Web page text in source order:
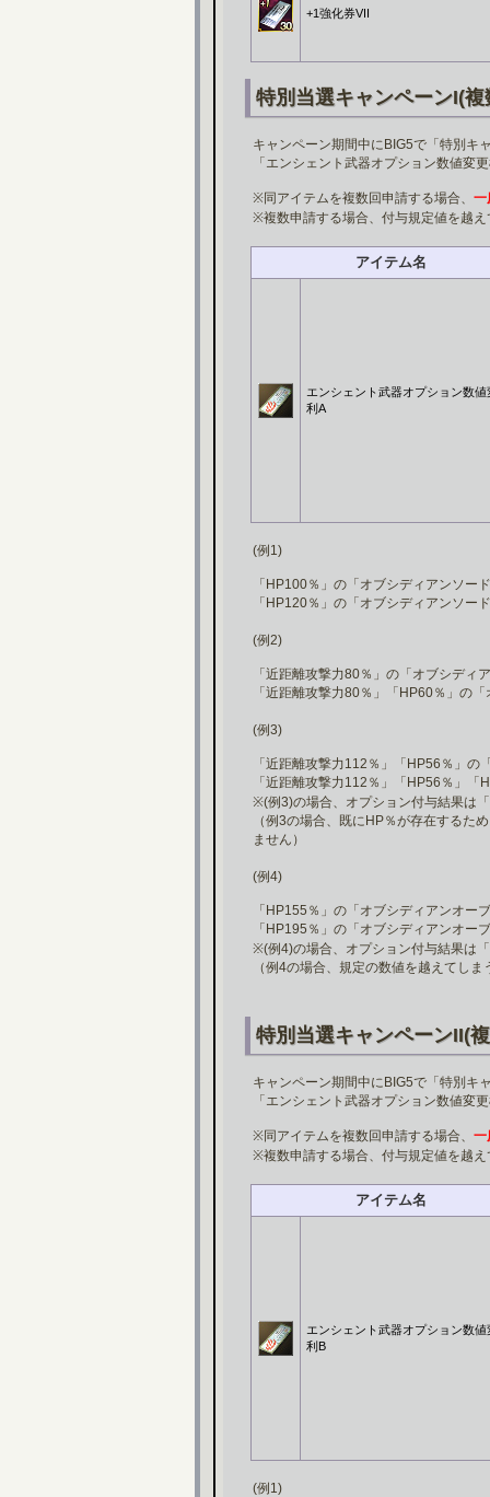
+1強化券VII
特別当選キャンペーンI(複
キャンペーン期間中にBIG5で「特別キ
「エンシェント武器オプション数値変
※同アイテムを複数回申請する場合、 一
※複数申請する場合、付与規定値を越
アイテム名
エンシェント武器オプション数値
利A
(例1)
「HP100％」の「オブシディアンソー
「HP120％」の「オブシディアンソー
(例2)
「近距離攻撃力80％」の「オブシディ
「近距離攻撃力80％」「HP60％」の
(例3)
「近距離攻撃力112％」「HP56％」
「近距離攻撃力112％」「HP56％」
※(例3)の場合、オプション付与結果は
（例3の場合、既にHP％が存在するた
ません）
(例4)
「HP155％」の「オブシディアンオー
「HP195％」の「オブシディアンオー
※(例4)の場合、オプション付与結果は
（例4の場合、規定の数値を越えてし
特別当選キャンペーンII(
キャンペーン期間中にBIG5で「特別キ
「エンシェント武器オプション数値変
※同アイテムを複数回申請する場合、 一
※複数申請する場合、付与規定値を越
アイテム名
エンシェント武器オプション数値
利B
(例1)